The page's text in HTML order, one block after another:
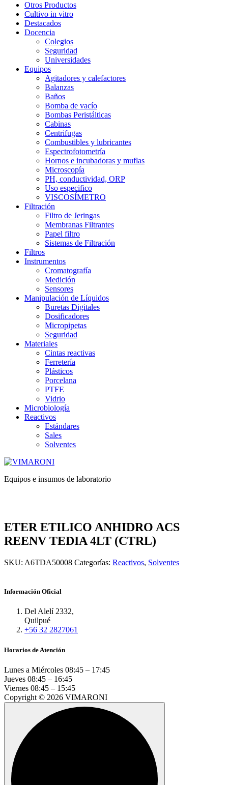
Otros Productos
Cultivo in vitro
Destacados
Docencia
Colegios
Seguridad
Universidades
Equipos
Agitadores y calefactores
Balanzas
Baños
Bomba de vacío
Bombas Peristálticas
Cabinas
Centrifugas
Combustibles y lubricantes
Espectrofotometría
Hornos e incubadoras y muflas
Microscopía
PH, conductividad, ORP
Uso especifico
VISCOSÍMETRO
Filtración
Filtro de Jeringas
Membranas Filtrantes
Papel filtro
Sistemas de Filtración
Filtros
Instrumentos
Cromatografía
Medición
Sensores
Manipulación de Líquidos
Buretas Digitales
Dosificadores
Micropipetas
Seguridad
Materiales
Cintas reactivas
Ferretería
Plásticos
Porcelana
PTFE
Vidrio
Microbiología
Reactivos
Estándares
Sales
Solventes
Equipos e insumos de laboratorio
ETER ETILICO ANHIDRO ACS
REENV TEDIA 4LT (CTRL)
SKU: A6TDA50008 Categorías: Reactivos, Solventes
Información Oficial
Del Alelí 2332,
Quilpué
+56 32 2827061
Horarios de Atención
Lunes a Miércoles 08:45 – 17:45
Jueves 08:45 – 16:45
Viernes 08:45 – 15:45
Copyright © 2026 VIMARONI